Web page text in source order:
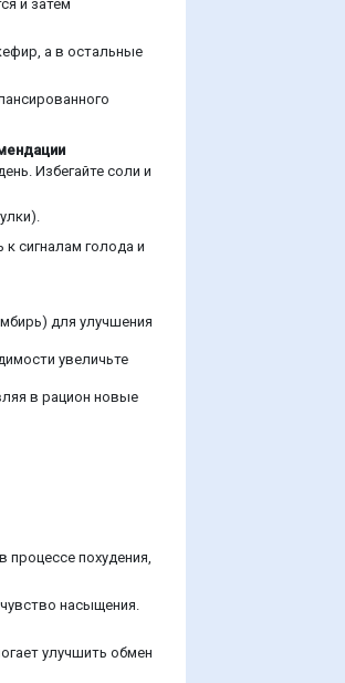
и затем
а в остальные
Избегайте соли и
сигналам голода и
для улучшения
увеличьте
в рацион новые
похудения,
насыщения.
улучшить обмен